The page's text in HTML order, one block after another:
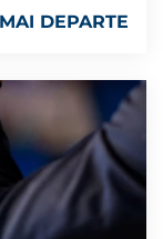
MAI DEPARTE